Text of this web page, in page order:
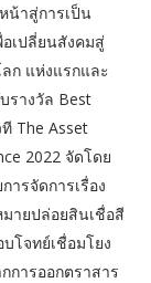
น้าสู่การเป็น
เปลี่ยนสังคมสู่
ก แห่งแรกและ
รางวัล Best
The Asset
2022 จัดโดย
ารจัดการเรื่อง
ายปล่อยสินเชื่อสี
โจทย์เชื่อมโยง
การออกตราสาร